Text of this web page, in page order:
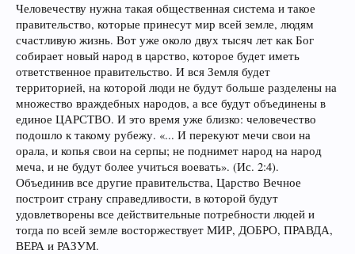
Человечеству нужна такая общественная система и такое
правительство, которые принесут мир всей земле, людям
счастливую жизнь. Вот уже около двух тысяч лет как Бог
собирает новый народ в царство, которое будет иметь
ответственное правительство. И вся Земля будет
территорией, на которой люди не будут больше разделены на
множество враждебных народов, а все будут объединены в
единое ЦАРСТВО. И это время уже близко: человечество
подошло к такому рубежу. «... И перекуют мечи свои на
орала, и копья свои на серпы; не поднимет народ на народ
меча, и не будут более учиться воевать». (Ис. 2:4).
Объединив все другие правительства, Царство Вечное
построит страну справедливости, в которой будут
удовлетворены все действительные потребности людей и
тогда по всей земле восторжествует МИР, ДОБРО, ПРАВДА,
ВЕРА и РАЗУМ.